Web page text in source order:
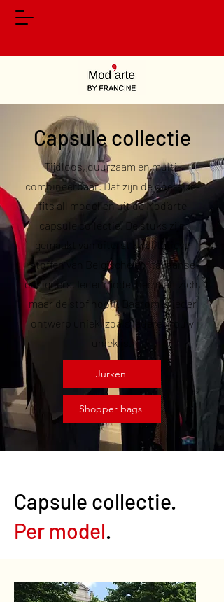
Capsule collectie
Tijdloos, duurzaam en multi-
combineerbaar. Dat zijn de one-size-
fits all modellen uit de Mod’arte
capsule collectie. De stuks zijn
gemaakt van uiterst kwalitatieve
stoffen van Belgische en Italiaanse
designers. Ieder model herhaalt zich,
maar de stof nooit. Daarom is ieder
ontwerp uniek, zoals iedere vrouw
uniek is.
Jurken
Shopper bags
Capsule collectie.
Per model.